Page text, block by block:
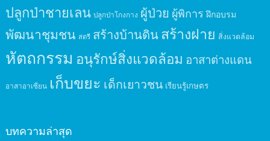
ปลูกป่าชายเลน ปลูกป่าโกงกาง ผู้ป่วย ผู้พิการ ฝึกอบรม
พัฒนาชุมชน สตรี สร้างบ้านดินสร้างฝาย สิ่งแวดล้อม
หัตถกรรม อนุรักษ์สิ่งแวดล้อม อาสาต่างแดน
อาสาอาเซียน เก็บขยะ เด็กเยาวชน เรียนรู้เกษตร
บทความล่าสุด